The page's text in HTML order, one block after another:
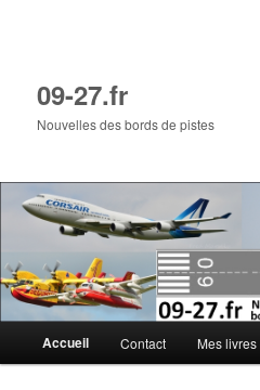
09-27.fr
Nouvelles des bords de pistes
Accueil Contact Mes